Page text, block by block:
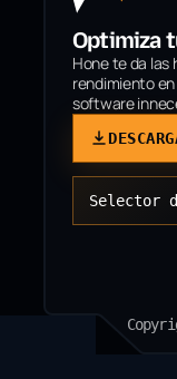
Optimiza
Hone te da las
rendimiento
software
Selector